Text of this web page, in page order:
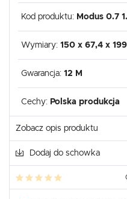
Kod produktu: Modus 0.7
Wymiary: 150 x 67,4 x
Gwarancja: 12 M
Cechy: Polska produkcja
Zobacz opis produktu
Dodaj do schowka